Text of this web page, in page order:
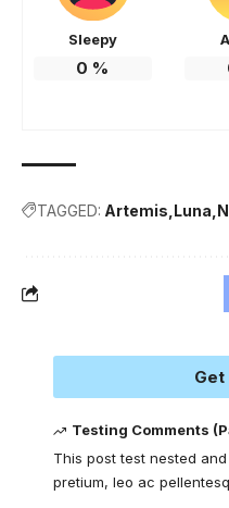
Sleepy
0 %
TAGGED: Artemis Luna
Testing Comments
This post test nested
pretium, leo ac